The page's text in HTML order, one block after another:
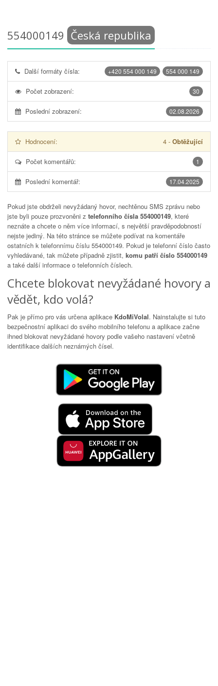
554000149 Česká republika
554 000 149
+420 554 000 149
Další formáty čísla:
30
Počet zobrazení:
02.08.2026
Poslední zobrazení:
Hodnocení: 4 - Obtěžující
1
Počet komentářů:
17.04.2025
Poslední komentář:
Pokud jste obdrželi nevyžádaný hovor, nechtěnou SMS zprávu nebo
jste byli pouze prozvoněni z telefonního čísla 554000149, které
neznáte a chcete o něm více informací, s největší pravděpodobností
nejste jediný. Na této stránce se můžete podívat na komentáře
ostatních k telefonnímu číslu 554000149. Pokud je telefonní číslo často
vyhledávané, tak můžete případně zjistit, komu patří číslo 554000149
a také další informace o telefonních číslech.
Chcete blokovat nevyžádané hovory a
vědět, kdo volá?
Pak je přímo pro vás určena aplikace KdoMiVolal. Nainstalujte si tuto
bezpečnostní aplikaci do svého mobilního telefonu a aplikace začne
ihned blokovat nevyžádané hovory podle vašeho nastavení včetně
identifikace dalších neznámých čísel.